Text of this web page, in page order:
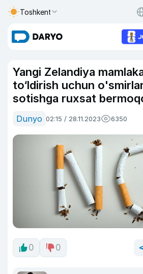
Toshkent
Yangi Zelandiya
to‘ldirish uchun
sotishga ruxsat
Dunyo 02:15 / 28.11.2023 6350
0 0